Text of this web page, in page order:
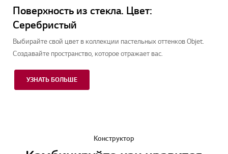
Поверхность из стекла. Цвет:
Серебристый
Выбирайте свой цвет в коллекции пастельных оттенков Objet.
Создавайте пространство, которое отражает вас.
УЗНАТЬ БОЛЬШЕ
f
f
f
Конструктор